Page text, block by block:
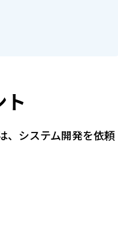
、システム開発を依頼